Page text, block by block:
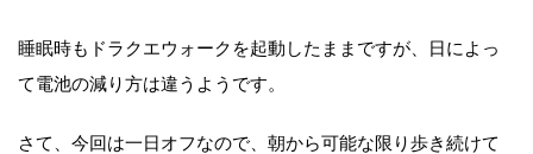
睡眠時もドラクエウォークを起動したままですが、日によっ
て電池の減り方は違うようです。
さて、今回は一日オフなので、朝から可能な限り歩き続けて